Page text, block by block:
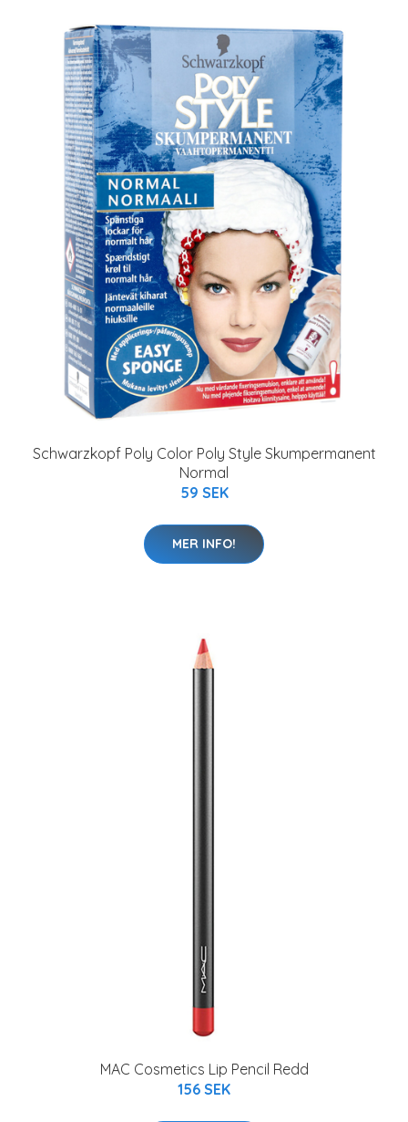
Schwarzkopf Poly Color Poly Style Skumpermanent
Normal
59 SEK
MER INFO!
MAC Cosmetics Lip Pencil Redd
156 SEK